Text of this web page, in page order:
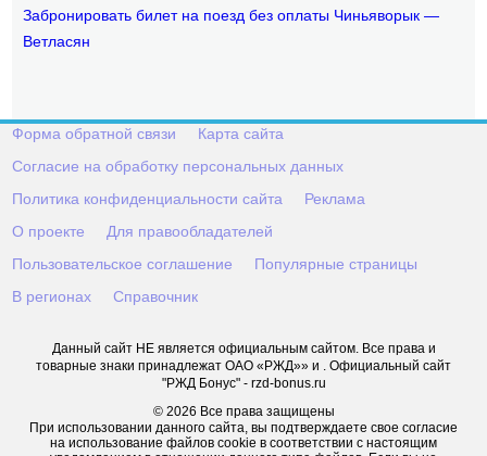
Забронировать билет на поезд без оплаты Чиньяворык —
Ветласян
Форма обратной связи
Карта сайта
Согласие на обработку персональных данных
Политика конфиденциальности сайта
Реклама
О проекте
Для правообладателей
Пользовательское соглашение
Популярные страницы
В регионах
Справочник
Данный сайт НЕ является официальным сайтом. Все права и
товарные знаки принадлежат ОАО «РЖД»» и . Официальный сайт
"РЖД Бонус" - rzd-bonus.ru
© 2026 Все права защищены
При использовании данного сайта, вы подтверждаете свое согласие
на использование файлов cookie в соответствии с настоящим